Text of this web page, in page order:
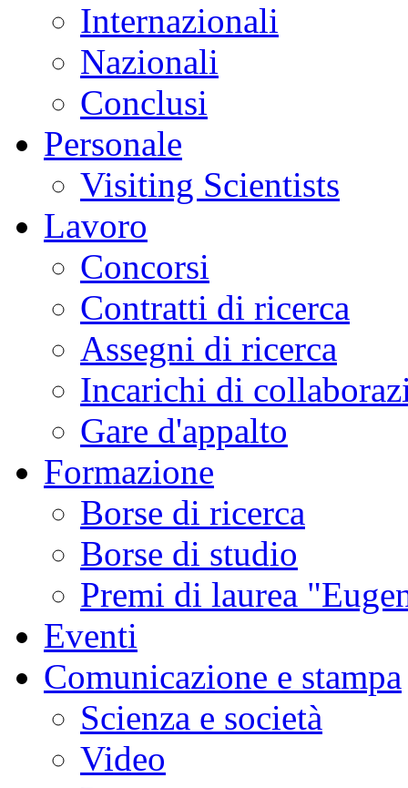
Internazionali
Nazionali
Conclusi
Personale
Visiting Scientists
Lavoro
Concorsi
Contratti di ricerca
Assegni di ricerca
Incarichi di
Gare d'appalto
Formazione
Borse di ricerca
Borse di studio
Premi di laurea
Eventi
Comunicazione e stampa
Scienza e società
Video